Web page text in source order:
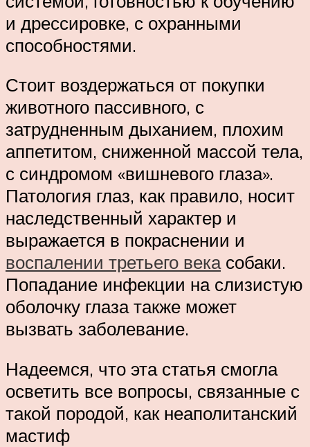
и дрессировке, с охранными
способностями.
Стоит воздержаться от покупки
животного пассивного, с
затрудненным дыханием, плохим
аппетитом, сниженной массой тела,
с синдромом «вишневого глаза».
Патология глаз, как правило, носит
наследственный характер и
выражается в покраснении и
воспалении третьего векасобаки.
Попадание инфекции на слизистую
оболочку глаза также может
вызвать заболевание.
Надеемся, что эта статья смогла
осветить все вопросы, связанные с
такой породой, как неаполитанский
мастиф